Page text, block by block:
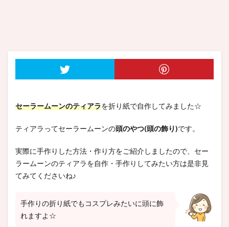
セーラームーンのティアラを折り紙で自作してみました☆
ティアラってセーラームーンの頭のやつ(頭の飾り)です。
実際に手作りした方法・作り方をご紹介しましたので、セー
ラームーンのティアラを自作・手作りしてみたい方は是非見
てみてくださいね♪
手作りの折り紙でもコスプレみたいに頭に飾
れますよ☆